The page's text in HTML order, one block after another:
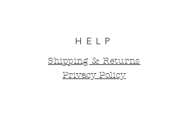
HELP
Shipping & Returns
Privacy Policy